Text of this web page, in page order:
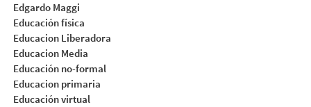
Edgardo Maggi
Educación física
Educacion Liberadora
Educacion Media
Educación no-formal
Educacion primaria
Educación virtual